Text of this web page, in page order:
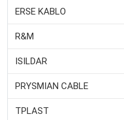
ERSE KABLO
R&M
ISILDAR
PRYSMIAN CABLE
TPLAST